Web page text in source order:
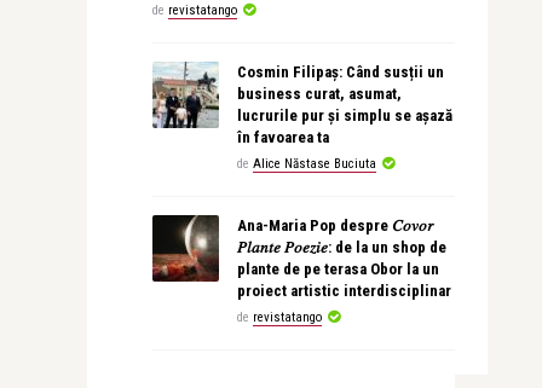
de revistatango
Cosmin Filipaș: Când susții un
business curat, asumat,
lucrurile pur și simplu se așază
în favoarea ta
de Alice Năstase Buciuta
Ana-Maria Pop despre 𝐶𝑜𝑣𝑜𝑟
𝑃𝑙𝑎𝑛𝑡𝑒 𝑃𝑜𝑒𝑧𝑖𝑒: de la un shop de
plante de pe terasa Obor la un
proiect artistic interdisciplinar
de revistatango